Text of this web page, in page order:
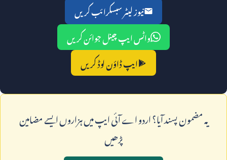
نیوز لیٹر سبسکرائب کریں
واٹس ایپ چینل جوائن کریں
ایپ ڈاؤن لوڈ کریں
يہ مضمون پسند آيا؟ اردو اے آئی ايپ ميں ہزاروں ايسے مضامين
پڑھيں